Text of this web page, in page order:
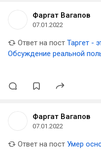
Фаргат Вагапов
07.01.2022
Ответ на пост Таргет -
Обсуждение реальной
Фаргат Вагапов
07.01.2022
Ответ на пост Умер